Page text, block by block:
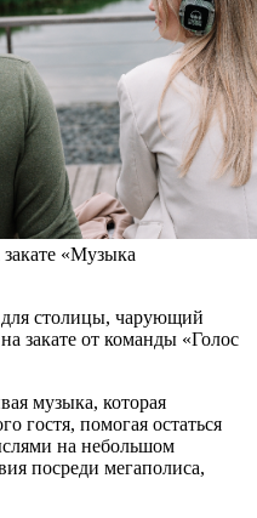
«Музыка
столицы, чарующий
закате от команды «Голос
музыка, которая
гостя, помогая остаться
на небольшом
посреди мегаполиса,